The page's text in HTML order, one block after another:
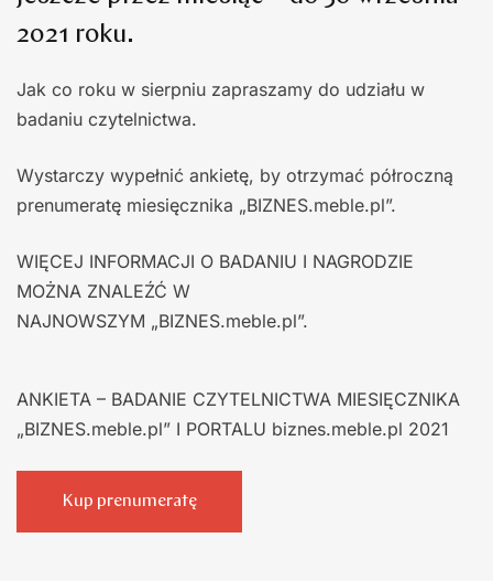
2021 roku.
Jak co roku w sierpniu zapraszamy do udziału w
badaniu czytelnictwa.
Wystarczy wypełnić ankietę, by otrzymać półroczną
prenumeratę miesięcznika „BIZNES.meble.pl”.
WIĘCEJ INFORMACJI O BADANIU I NAGRODZIE
MOŻNA ZNALEŹĆ W
NAJNOWSZYM „BIZNES.meble.pl”.
ANKIETA – BADANIE CZYTELNICTWA MIESIĘCZNIKA
„BIZNES.meble.pl” I PORTALU biznes.meble.pl 2021
Kup prenumeratę